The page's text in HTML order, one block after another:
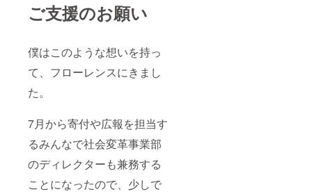
ご支援のお願い
僕はこのような想いを持っ
て、フローレンスにきまし
た。
7月から寄付や広報を担当す
るみんなで社会変革事業部
のディレクターも兼務する
ことになったので、少しで